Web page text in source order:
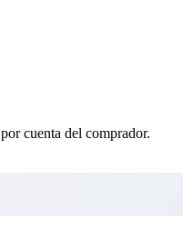
cuenta del comprador.